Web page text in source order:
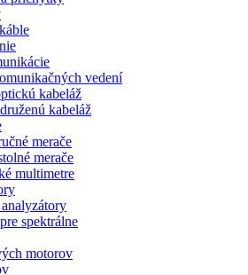
vedení
kabeláž
kabeláž
merače
merače
multimetre
spektrálne
motorov